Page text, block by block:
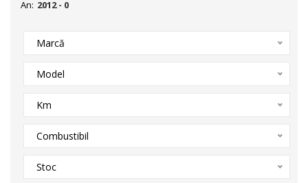
An:
Marcă
Model
Km
Combustibil
Stoc